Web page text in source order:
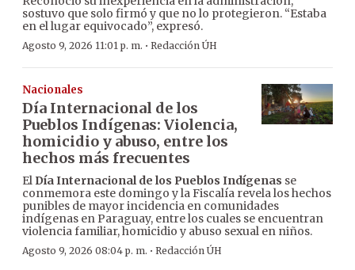
sostuvo que solo firmó y que no lo protegieron. “Estaba
en el lugar equivocado”, expresó.
Agosto 9, 2026 11:01 p. m. · Redacción ÚH
Nacionales
Día Internacional de los
Pueblos Indígenas: Violencia,
homicidio y abuso, entre los
hechos más frecuentes
El Día Internacional de los Pueblos Indígenas se
conmemora este domingo y la Fiscalía revela los hechos
punibles de mayor incidencia en comunidades
indígenas en Paraguay, entre los cuales se encuentran
violencia familiar, homicidio y abuso sexual en niños.
Agosto 9, 2026 08:04 p. m. · Redacción ÚH